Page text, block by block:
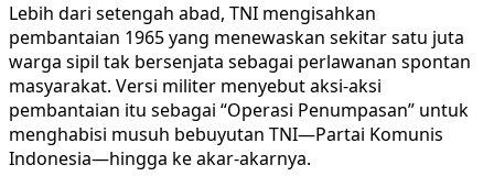
Lebih dari setengah abad, TNI mengisahkan
pembantaian 1965 yang menewaskan sekitar satu juta
warga sipil tak bersenjata sebagai perlawanan spontan
masyarakat. Versi militer menyebut aksi-aksi
pembantaian itu sebagai “Operasi Penumpasan” untuk
menghabisi musuh bebuyutan TNI—Partai Komunis
Indonesia—hingga ke akar-akarnya.